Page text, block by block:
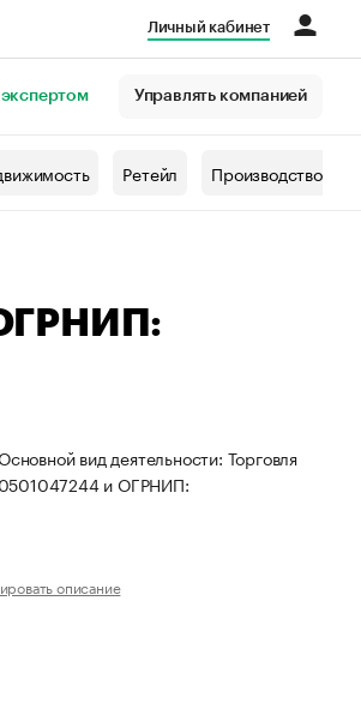
Личный кабинет
экспертом Управлять компанией
Ретейл Производство
вид деятельности: Торговля
и ОГРНИП:
описание